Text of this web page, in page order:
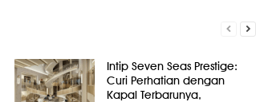
Intip Seven Seas Prestige:
Curi Perhatian dengan
Kapal Terbarunya,